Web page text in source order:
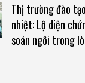
Thị trường đào
nhiệt: Lộ diện
soán ngôi trong